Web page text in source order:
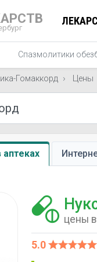
Спазмолитики
Гомаккорд Цены
цены
5.0